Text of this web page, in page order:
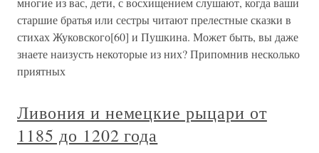
старшие братья или сестры читают прелестные сказки в
стихах Жуковского[60] и Пушкина. Может быть, вы даже
знаете наизусть некоторые из них? Припомнив несколько
приятных
Ливония и немецкие рыцари от
1185 до 1202 года